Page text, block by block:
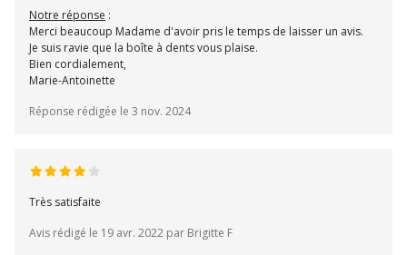
Notre réponse :
Merci beaucoup Madame d'avoir pris le temps de laisser un avis.
Je suis ravie que la boîte à dents vous plaise.
Bien cordialement,
Marie-Antoinette
Réponse rédigée le 3 nov. 2024
Très satisfaite
Avis rédigé le 19 avr. 2022 par Brigitte F